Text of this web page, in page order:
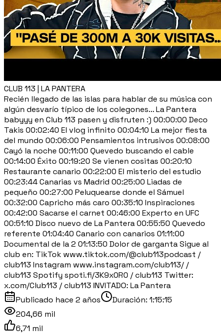
CLUB 113 | LA PANTERA
Recién llegado de las islas para hablar de su música con
algún desvarío típico de los colegones... La Pantera
babyyy en Club 113 pasen y disfruten :) 00:00:00 Deco
Takis 00:02:40 El vlog infinito 00:04:10 La mejor fiesta
del mundo 00:06:00 Pensamientos intrusivos 00:08:00
Cayó la noche 00:11:00 Quevedo buscando el cable
00:14:00 Éxito 00:19:20 Se vienen cositas 00:20:10
Restaurante canario 00:22:00 El misterio del estudio
00:23:44 Canarias vs Madrid 00:25:00 Liadas de
pequeño 00:27:00 Peluquearse donde el Sámuel
00:32:00 Capricho más caro 00:35:10 Inspiraciones
00:42:00 Sacarse el carnet 00:46:00 Experto en UFC
00:51:10 Disco nuevo de La Pantera 00:55:50 Quevedo
referente 01:04:40 Canario con canarios 01:11:00
Documental de la 2 01:13:50 Dolor de garganta Sigue al
club en: TikTok www.tiktok.com/@club113podcast /
club113 Instagram www.instagram.com/club113/ /
club113 Spotify spoti.fi/3K9x0R0 / club113 Twitter:
x.com/Club113 / club113 INVITADO: La Pantera
Publicado hace 2 años Duración: 1:15:15
204,66 mil
6,71 mil